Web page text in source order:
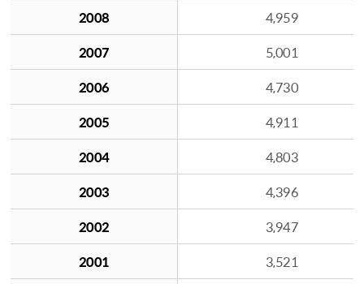
2008
4,959
2007
5,001
2006
4,730
2005
4,911
2004
4,803
2003
4,396
2002
3,947
2001
3,521